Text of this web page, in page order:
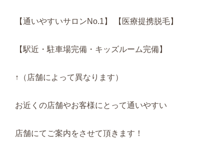
【通いやすいサロンNo.1】 【医療提携脱毛】
【駅近・駐車場完備・キッズルーム完備】
↑（店舗によって異なります）
お近くの店舗やお客様にとって通いやすい
店舗にてご案内をさせて頂きます！